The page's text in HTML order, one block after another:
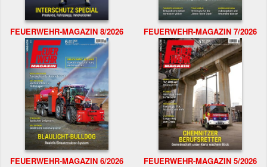
FEUERWEHR-MAGAZIN 8/2026 FEUERWEHR-MAGAZIN 7/2026
FEUERWEHR-MAGAZIN 6/2026 FEUERWEHR-MAGAZIN 5/2026